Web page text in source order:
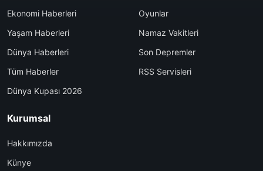
Ekonomi Haberleri
Yaşam Haberleri
Dünya Haberleri
Tüm Haberler
Dünya Kupası 2026
Oyunlar
Namaz Vakitleri
Son Depremler
RSS Servisleri
Kurumsal
Hakkımızda
Künye